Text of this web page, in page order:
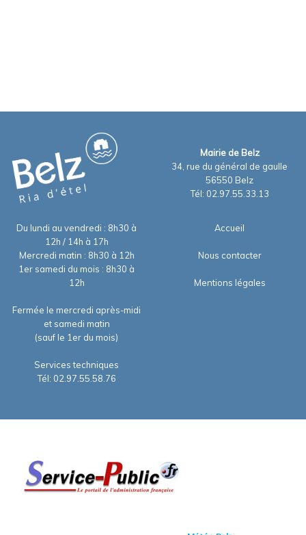
Mairie de Belz
34, rue du général de gaulle
56550 Belz
Tél: 02.97.55.33.13
Du lundi au vendredi : 8h30 à
12h / 14h à 17h
Mercredi matin : 8h30 à 12h
1er samedi du mois : 8h30 à
12h
Fermée le mercredi après-midi
et samedi matin
(sauf le 1er du mois)
Services techniques
Tél: 02.97.55.58.76
Accueil
Nous contacter
Mentions légales